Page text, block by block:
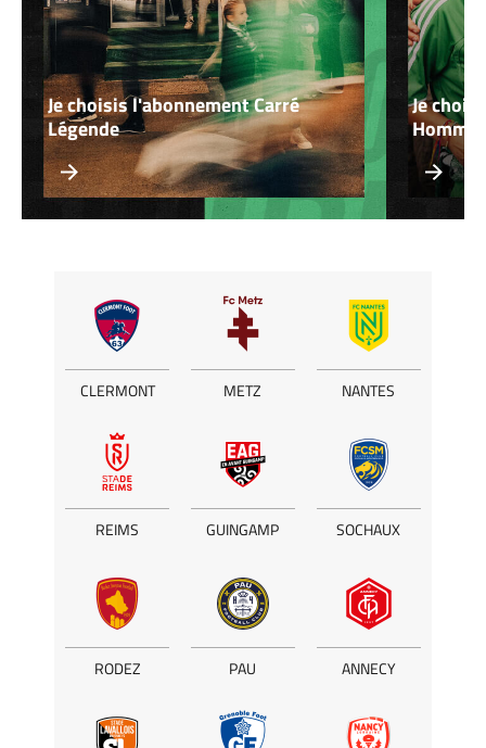
Je choisis l'abonnement Carré
Légende
Je
Homme
CLERMONT METZ NANTES
REIMS GUINGAMP SOCHAUX
RODEZ PAU ANNECY